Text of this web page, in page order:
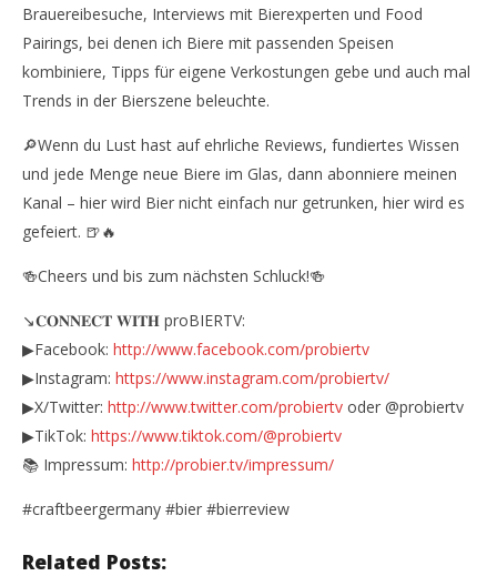
Brauereibesuche, Interviews mit Bierexperten und Food
Pairings, bei denen ich Biere mit passenden Speisen
kombiniere, Tipps für eigene Verkostungen gebe und auch mal
Trends in der Bierszene beleuchte.
🔎Wenn du Lust hast auf ehrliche Reviews, fundiertes Wissen
und jede Menge neue Biere im Glas, dann abonniere meinen
Kanal – hier wird Bier nicht einfach nur getrunken, hier wird es
gefeiert. 🍺🔥
🍻Cheers und bis zum nächsten Schluck!🍻
↘️𝐂𝐎𝐍𝐍𝐄𝐂𝐓 𝐖𝐈𝐓𝐇 proBIERTV:
▶Facebook: http://www.facebook.com/probiertv
▶Instagram: https://www.instagram.com/probiertv/
▶X/Twitter: http://www.twitter.com/probiertv oder @probiertv
▶TikTok: https://www.tiktok.com/@probiertv
📚 Impressum: http://probier.tv/impressum/
#craftbeergermany #bier #bierreview
Related Posts: